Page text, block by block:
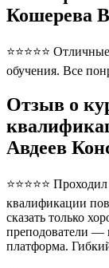
Кошерева
⭐⭐⭐⭐⭐
обучения. Все
Отзыв о
Авдеев
⭐⭐⭐⭐⭐
квалификации
сказать только
преподователи —
платформа.